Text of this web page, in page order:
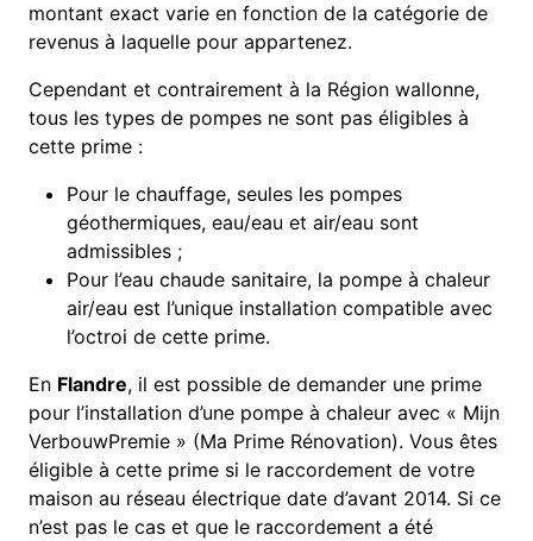
montant exact varie en fonction de la catégorie de
revenus à laquelle pour appartenez.
Cependant et contrairement à la Région wallonne,
tous les types de pompes ne sont pas éligibles à
cette prime :
Pour le chauffage, seules les pompes
géothermiques, eau/eau et air/eau sont
admissibles ;
Pour l’eau chaude sanitaire, la pompe à chaleur
air/eau est l’unique installation compatible avec
l’octroi de cette prime.
En Flandre, il est possible de demander une prime
pour l’installation d’une pompe à chaleur avec « Mijn
VerbouwPremie » (Ma Prime Rénovation). Vous êtes
éligible à cette prime si le raccordement de votre
maison au réseau électrique date d’avant 2014. Si ce
n’est pas le cas et que le raccordement a été